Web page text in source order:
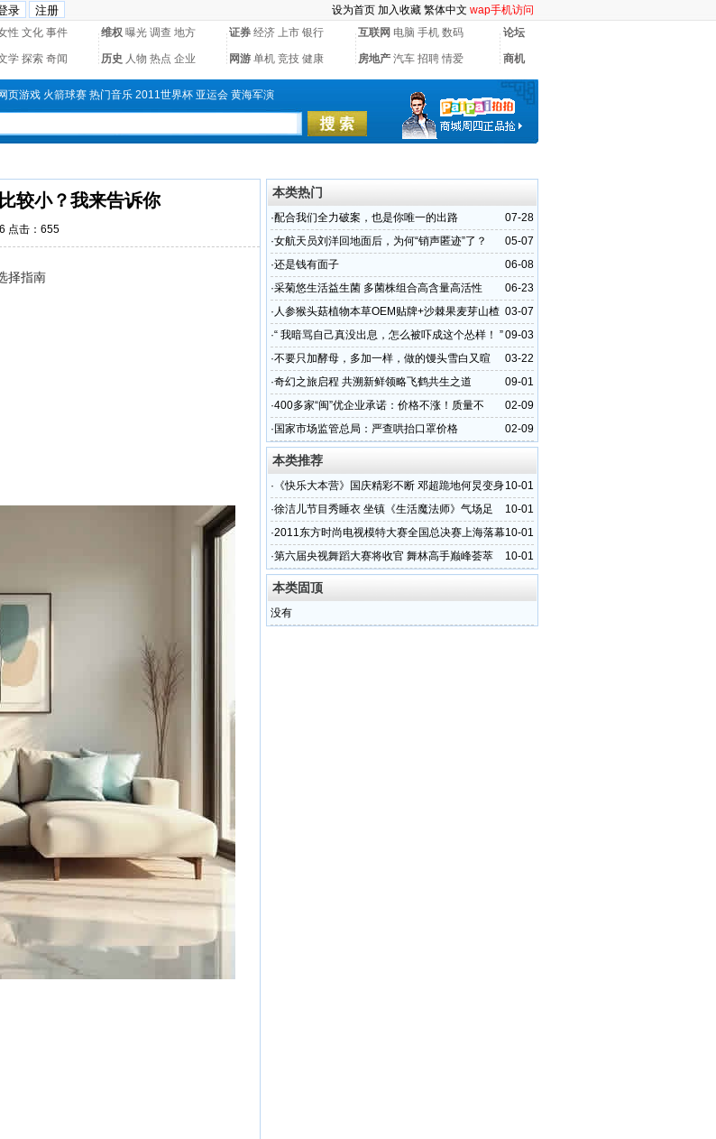
设为首页 加入收藏 繁体中文 wap手机访问
性 文化 事件 维权 曝光 调查 地方 证券 经济 上市 银行 互联网 电脑 手机 数码 论坛
学 探索 奇闻 历史 人物 热点 企业 网游 单机 竞技 健康 房地产 汽车 招聘 情爱 商机
网页游戏 火箭球赛 热门音乐 2011世界杯 亚运会 黄海军演
较小？我来告诉你
点击：655
择指南
本类热门
07-28
·配合我们全力破案，也是你唯一的出路
05-07
·女航天员刘洋回地面后，为何“销声匿迹”了？
06-08
·还是钱有面子
06-23
·采菊悠生活益生菌 多菌株组合高含量高活性
03-07
· 人参猴头菇植物本草OEM贴牌+沙棘果麦芽山楂
口服液代加工
09-03
·“ 我暗骂自己真没出息，怎么被吓成这个怂样！ ”
03-22
·不要只加酵母，多加一样，做的馒头雪白又暄
软，好吃
09-01
·奇幻之旅启程 共溯新鲜领略飞鹤共生之道
02-09
·400多家“闽”优企业承诺：价格不涨！质量不
降！供应不断！
02-09
· 国家市场监管总局：严查哄抬口罩价格
本类推荐
10-01
· 《快乐大本营》国庆精彩不断 邓超跪地何炅变身
10-01
·徐洁儿节目秀睡衣 坐镇《生活魔法师》气场足
10-01
·2011东方时尚电视模特大赛全国总决赛上海落幕
10-01
·第六届央视舞蹈大赛将收官 舞林高手巅峰荟萃
本类固顶
没有